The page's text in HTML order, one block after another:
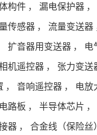
构件 ， 漏电保护器 ，
传感器 ， 流量变送器
扩音器用变送器 ， 电
机遥控器 ， 张力变送
， 音响遥控器 ， 电放
路板 ， 半导体芯片 ，
器 ， 合金线（保险丝）